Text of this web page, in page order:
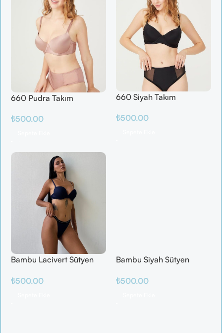
660 Pudra Takım
₺500.00
660 Siyah Takım
₺500.00
Bambu Lacivert Sütyen
₺500.00
Bambu Siyah Sütyen
₺500.00